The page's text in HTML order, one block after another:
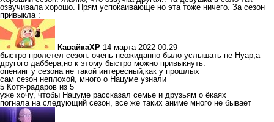
озвучивала хорошо. Прям успокаивающе но эта тоже ничего. За сезон
привыкла :
КавайкаXP 14 марта 2022 00:29
быстро пролетел сезон. очень неожиданно было услышать не Нуар,а
другого даббера,но к этому быстро можно привыкнуть.
опенинг у сезона не такой интересный,как у прошлых
сам сезон неплохой, много о Нацуме узнали
5 Котя-радаров из 5
уже хочу, чтобы Нацуме рассказал семье и друзьям о ёкаях
погнала на следующий сезон, все же таких аниме много не бывает